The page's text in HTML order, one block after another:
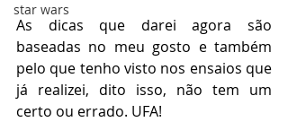
star wars
As dicas que darei agora são
baseadas no meu gosto e também
pelo que tenho visto nos ensaios que
já realizei, dito isso, não tem um
certo ou errado. UFA!